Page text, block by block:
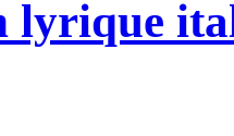
lyrique